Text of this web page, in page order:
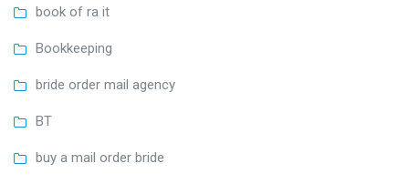
book of ra it
Bookkeeping
bride order mail agency
BT
buy a mail order bride